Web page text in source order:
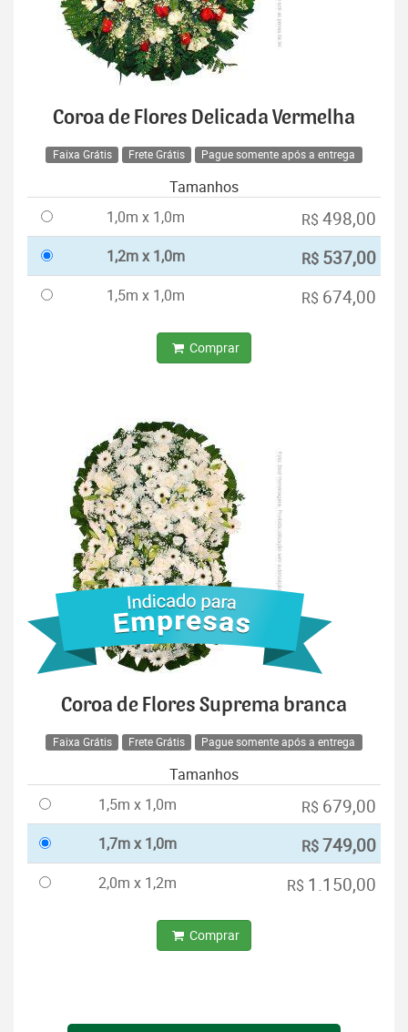
Coroa de Flores Delicada Vermelha
Faixa Grátis Frete Grátis Pague somente após a entrega
Tamanhos
1,0m x 1,0m
R$ 498,00
1,2m x 1,0m R$ 537,00
1,5m x 1,0m R$ 674,00
Comprar
Coroa de Flores Suprema branca
Faixa Grátis Frete Grátis Pague somente após a entrega
Tamanhos
1,5m x 1,0m
R$ 679,00
1,7m x 1,0m R$749,00
2,0m x 1,2m R$ 1.150,00
Comprar